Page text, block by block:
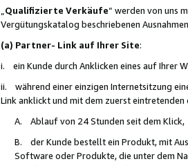
Qualifizierte Verkäufe“ werden von uns
Vergütungskatalog beschriebenen
(a) Partner- Link auf Ihrer Site:
i. ein Kunde durch Anklicken eines auf Ihrer
ii. während einer einzigen Internetsitzung
Link anklickt und mit dem zuerst
A. Ablauf von 24 Stunden seit dem Klick,
B. der Kunde bestellt ein Produkt, mit
Software oder Produkte, die unter dem